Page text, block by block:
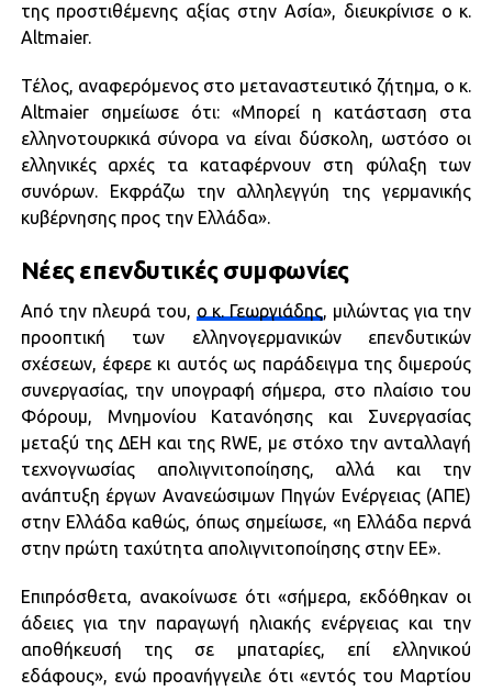
της προστιθέμενης αξίας στην Ασία», διευκρίνισε ο κ.
Altmaier.
Τέλος, αναφερόμενος στο μεταναστευτικό ζήτημα, ο κ.
Altmaier σημείωσε ότι: «Μπορεί η κατάσταση στα
ελληνοτουρκικά σύνορα να είναι δύσκολη, ωστόσο οι
ελληνικές αρχές τα καταφέρνουν στη φύλαξη των
συνόρων. Εκφράζω την αλληλεγγύη της γερμανικής
κυβέρνησης προς την Ελλάδα».
Νέες επενδυτικές συμφωνίες
Από την πλευρά του, ο κ. Γεωργιάδης, μιλώντας για την
προοπτική των ελληνογερμανικών επενδυτικών
σχέσεων, έφερε κι αυτός ως παράδειγμα της διμερούς
συνεργασίας, την υπογραφή σήμερα, στο πλαίσιο του
Φόρουμ, Μνημονίου Κατανόησης και Συνεργασίας
μεταξύ της ΔΕΗ και της RWΕ, με στόχο την ανταλλαγή
τεχνογνωσίας απολιγνιτοποίησης, αλλά και την
ανάπτυξη έργων Ανανεώσιμων Πηγών Ενέργειας (ΑΠΕ)
στην Ελλάδα καθώς, όπως σημείωσε, «η Ελλάδα περνά
στην πρώτη ταχύτητα απολιγνιτοποίησης στην ΕΕ».
Επιπρόσθετα, ανακοίνωσε ότι «σήμερα, εκδόθηκαν οι
άδειες για την παραγωγή ηλιακής ενέργειας και την
αποθήκευσή της σε μπαταρίες, επί ελληνικού
εδάφους», ενώ προανήγγειλε ότι «εντός του Μαρτίου